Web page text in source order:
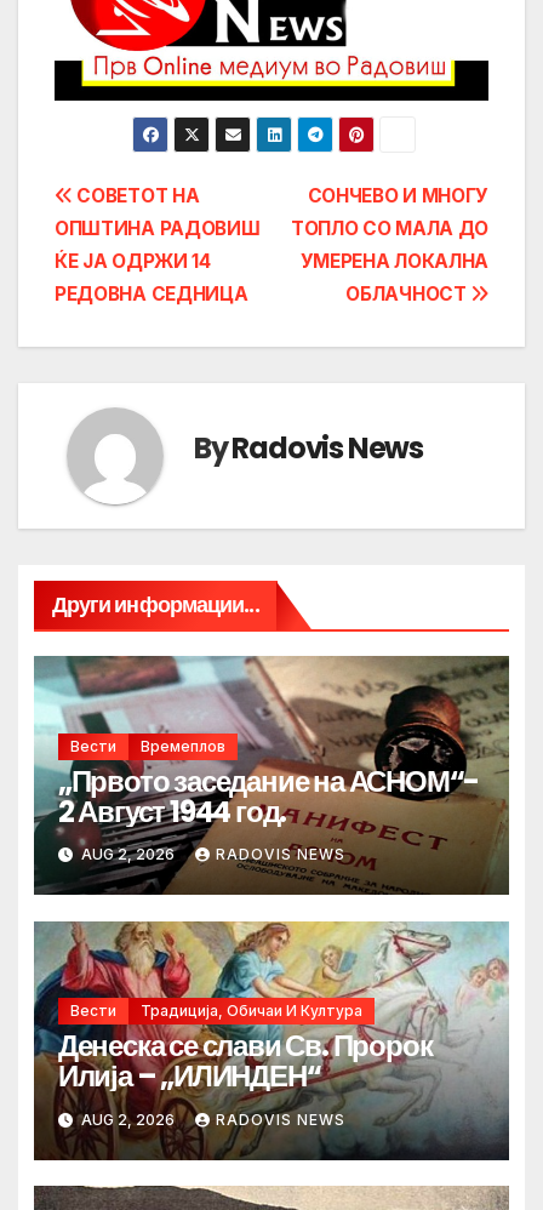
Post
navigation
СОНЧЕВО И МНОГУ
ТОПЛО СО МАЛА ДО
УМЕРЕНА ЛОКАЛНА
ОБЛАЧНОСТ
СОВЕТОТ НА
ОПШТИНА РАДОВИШ
ЌЕ ЈА ОДРЖИ 14
РЕДОВНА СЕДНИЦА
ByRadovis News
Други информации...
Вести Времеплов
„Првото заседание на АСНОМ“-
2 Август 1944 год.
AUG 2, 2026 RADOVIS NEWS
Вести Традиција, Обичаи И Култура
Денеска се слави Св. Пророк
Илија – „ИЛИНДЕН“
AUG 2, 2026 RADOVIS NEWS